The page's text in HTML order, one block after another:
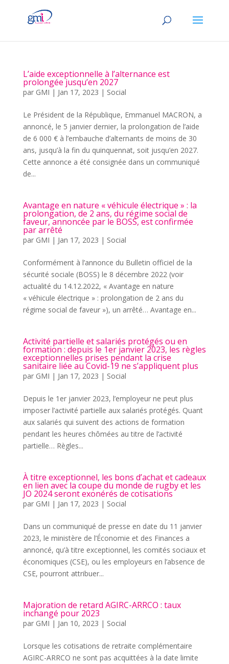
L’aide exceptionnelle à l’alternance est
prolongée jusqu’en 2027
par GMI | Jan 17, 2023 | Social
Le Président de la République, Emmanuel MACRON, a
annoncé, le 5 janvier dernier, la prolongation de l’aide
de 6 000 € à l’embauche d’alternants de moins de 30
ans, jusqu’à la fin du quinquennat, soit jusqu’en 2027.
Cette annonce a été consignée dans un communiqué
de...
Avantage en nature « véhicule électrique » : la
prolongation, de 2 ans, du régime social de
faveur, annoncée par le BOSS, est confirmée
par arrêté
par GMI | Jan 17, 2023 | Social
Conformément à l’annonce du Bulletin officiel de la
sécurité sociale (BOSS) le 8 décembre 2022 (voir
actualité du 14.12.2022, « Avantage en nature
« véhicule électrique » : prolongation de 2 ans du
régime social de faveur »), un arrêté… Avantage en...
Activité partielle et salariés protégés ou en
formation : depuis le 1er janvier 2023, les règles
exceptionnelles prises pendant la crise
sanitaire liée au Covid-19 ne s’appliquent plus
par GMI | Jan 17, 2023 | Social
Depuis le 1er janvier 2023, l’employeur ne peut plus
imposer l’activité partielle aux salariés protégés. Quant
aux salariés qui suivent des actions de formation
pendant les heures chômées au titre de l’activité
partielle… Règles...
À titre exceptionnel, les bons d’achat et cadeaux
en lien avec la coupe du monde de rugby et les
JO 2024 seront exonérés de cotisations
par GMI | Jan 17, 2023 | Social
Dans un communiqué de presse en date du 11 janvier
2023, le ministère de l’Économie et des Finances a
annoncé, qu’à titre exceptionnel, les comités sociaux et
économiques (CSE), ou les employeurs en l’absence de
CSE, pourront attribuer...
Majoration de retard AGIRC-ARRCO : taux
inchangé pour 2023
par GMI | Jan 10, 2023 | Social
Lorsque les cotisations de retraite complémentaire
AGIRC-ARRCO ne sont pas acquittées à la date limite